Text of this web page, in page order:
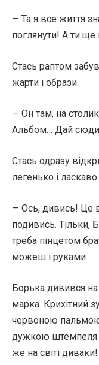
— Та я все життя
поглянути! А ти
Стась раптом
жарти і образи.
— Он там, на
Альбом… Дай сюди,
Стась одразу
легенько і
— Ось, дивись! Це
подивись. Тільки,
треба пінцетом
можеш і руками…
Борька дивився
марка. Крихітний
червоною пальмою
дужкою штемпеля
же на світі диваки!